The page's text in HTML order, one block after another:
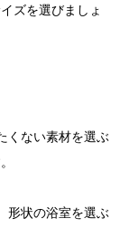
ズを選びましょ
くない素材を選ぶ
形状の浴室を選ぶ